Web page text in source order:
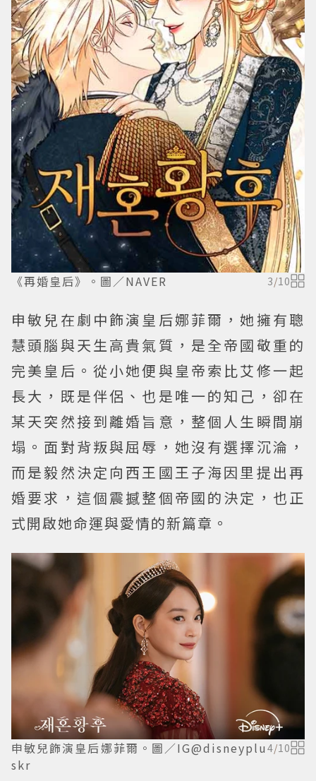
《再婚皇后》。圖／NAVER 3/10
申敏兒在劇中飾演皇后娜菲爾，她擁有聰
慧頭腦與天生高貴氣質，是全帝國敬重的
完美皇后。從小她便與皇帝索比艾修一起
長大，既是伴侶、也是唯一的知己，卻在
某天突然接到離婚旨意，整個人生瞬間崩
塌。面對背叛與屈辱，她沒有選擇沉淪，
而是毅然決定向西王國王子海因里提出再
婚要求，這個震撼整個帝國的決定，也正
式開啟她命運與愛情的新篇章。
申敏兒飾演皇后娜菲爾。圖／IG@disneyplu
skr
4/10